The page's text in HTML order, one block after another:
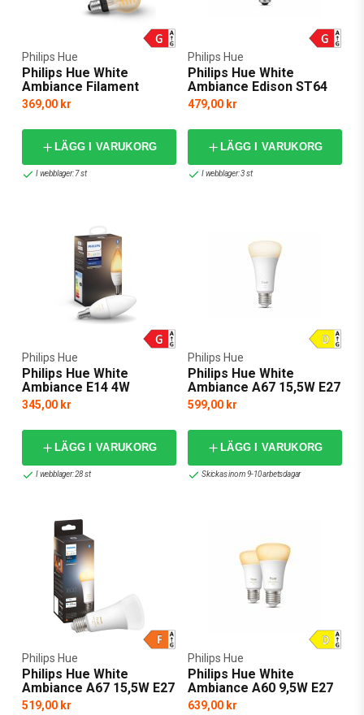
Philips Hue White
Ambiance Filament
Standard 7W E27
Philips Hue
369,00 kr
LÄGG I VARUKORG
I webblager: 7 st
Philips Hue White
Ambiance Edison ST64
7W E27
Philips Hue
479,00 kr
LÄGG I VARUKORG
I webblager: 3 st
Philips Hue White
Ambiance E14 4W
Philips Hue
345,00 kr
LÄGG I VARUKORG
I webblager: 28 st
Philips Hue White
Ambiance A67 15,5W E27
1600lm
Philips Hue
599,00 kr
LÄGG I VARUKORG
Skickas inom 9-10 arbetsdagar
Philips Hue White
Ambiance A67 15,5W E27
Philips Hue
519,00 kr
Philips Hue White
Ambiance A60 9,5W E27
1100lm 2-pack
Philips Hue
639,00 kr